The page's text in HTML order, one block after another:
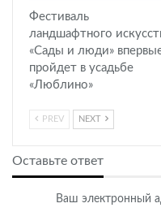
Фестиваль
ландшафтного
«Сады и люди»
пройдет в усадьбе
«Люблино»
PREV NEXT
Оставьте ответ
Ваш электронный